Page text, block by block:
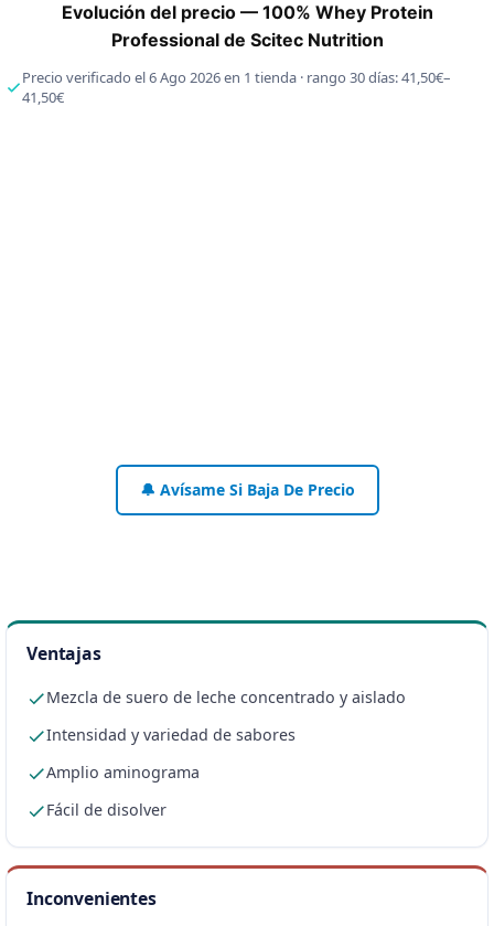
Evolución del precio — 100% Whey Protein
Professional de Scitec Nutrition
Precio verificado el 6 Ago 2026 en 1 tienda · rango 30 días: 41,50€–
41,50€
🔔 Avísame Si Baja De Precio
Ventajas
Mezcla de suero de leche concentrado y aislado
Intensidad y variedad de sabores
Amplio aminograma
Fácil de disolver
Inconvenientes